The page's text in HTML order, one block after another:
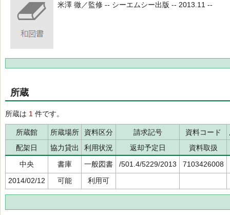
米澤 徹／監修 -- シーエムシー出版 -- 2013.11 --
所蔵
所蔵は 1 件です。
所蔵館 所蔵場所 資料区分 請求記号 資料コード
配架日
協力貸出 利用状況 返却予定日
資料取扱
中央
書庫 一般図書 /501.4/5229/2013
7103426008
2014/02/12
可能 利用可